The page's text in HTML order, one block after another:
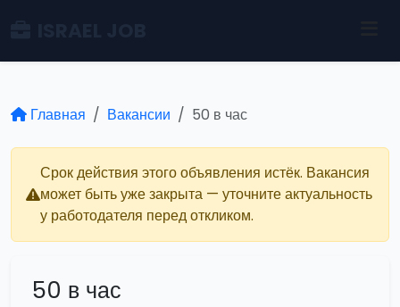
Главная Вакансии 50 в час
Срок действия этого объявления истёк. Вакансия
может быть уже закрыта — уточните актуальность
у работодателя перед откликом.
50 в час